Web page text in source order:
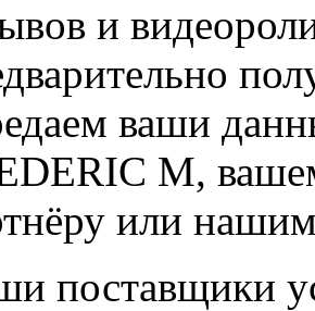
и
ваши
M,
или
поставщики